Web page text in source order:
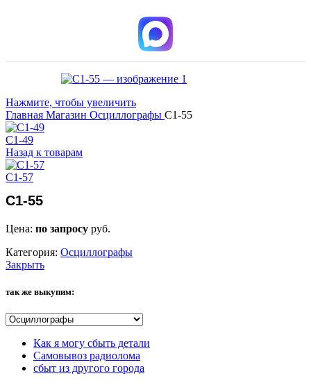
Нажмите, чтобы увеличить
Главная Магазин Осциллографы С1-55
С1-49
Назад к товарам
С1-57
С1-55
Цена: по запросу руб.
Категория: Осциллографы
Закрыть
так же выкупим:
Как я могу сбыть детали
Самовывоз радиолома
сбыт из другого города